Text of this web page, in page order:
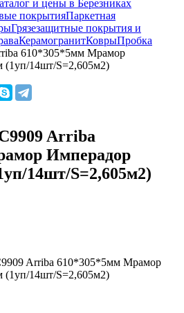
и цены в Березниках
покрытияПаркетная
Грязезащитные покрытия и
КерамогранитКоврыПробка
610*305*5мм Мрамор
14шт/S=2,605м2)
Arriba
Имперадор
14шт/S=2,605м2)
Arriba 610*305*5мм Мрамор
14шт/S=2,605м2)